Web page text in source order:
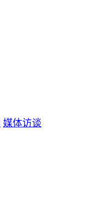
媒体访谈